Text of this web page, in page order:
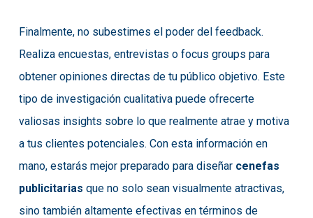
Finalmente, no subestimes el poder del feedback.
Realiza encuestas, entrevistas o focus groups para
obtener opiniones directas de tu público objetivo. Este
tipo de investigación cualitativa puede ofrecerte
valiosas insights sobre lo que realmente atrae y motiva
a tus clientes potenciales. Con esta información en
mano, estarás mejor preparado para diseñar cenefas
publicitarias que no solo sean visualmente atractivas,
sino también altamente efectivas en términos de